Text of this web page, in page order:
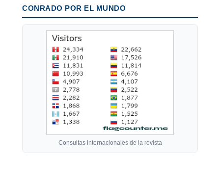
CONRADO POR EL MUNDO
Consultas internacionales de la revista